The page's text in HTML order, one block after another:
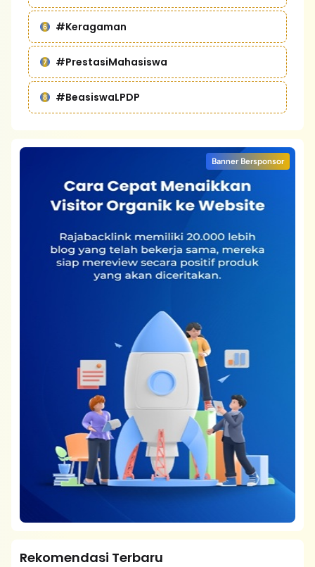
#Keragaman
#PrestasiMahasiswa
#BeasiswaLPDP
Banner Bersponsor
Rekomendasi Terbaru